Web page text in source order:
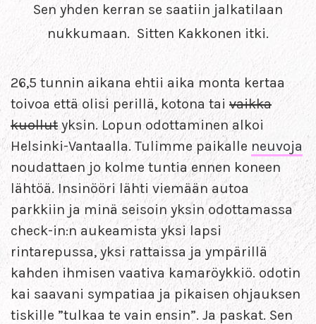
Sen yhden kerran se saatiin jalkatilaan
nukkumaan. Sitten Kakkonen itki.
26,5 tunnin aikana ehtii aika monta kertaa
toivoa että olisi perillä, kotona tai vaikka
kuollutyksin. Lopun odottaminen alkoi
Helsinki-Vantaalla. Tulimme paikalle neuvoja
noudattaen jo kolme tuntia ennen koneen
lähtöä. Insinööri lähti viemään autoa
parkkiin ja minä seisoin yksin odottamassa
check-in:n aukeamista yksi lapsi
rintarepussa, yksi rattaissa ja ympärillä
kahden ihmisen vaativa kamaröykkiö. odotin
kai saavani sympatiaa ja pikaisen ohjauksen
tiskille ”tulkaa te vain ensin”. Ja paskat. Sen